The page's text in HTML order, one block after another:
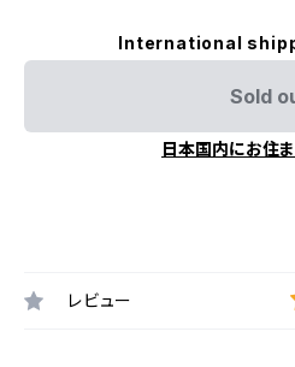
International
Sold
日本国内にお住
レビュー